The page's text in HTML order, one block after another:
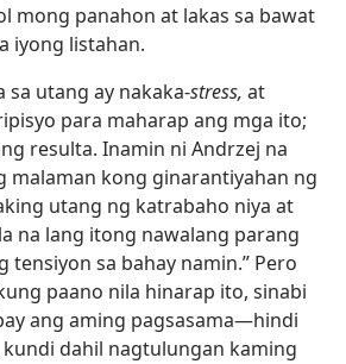
mong panahon at lakas sa bawat
iyong listahan.
sa utang ay nakaka-stress, at
para maharap ang mga ito;
resulta. Inamin ni Andrzej na
malaman kong ginarantiyahan ng
utang ng katrabaho niya at
na lang itong nawalang parang
tensiyon sa bahay namin.” Pero
paano nila hinarap ito, sinabi
ang aming pagsasama​—hindi
dahil nagtulungan kaming